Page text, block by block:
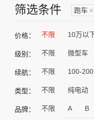
筛选条件 跑车 ×
价格： 不限 10万以
级别： 不限 微型车
续航： 不限 100-
类型： 不限 纯电动
品牌： 不限 A B